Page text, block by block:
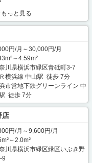
もっと見る
円/月～30,000円/月
～4.59m²
川県横浜市緑区青砥町3-7
Ｒ横浜線 中山駅 徒歩 7分
市営地下鉄グリーンライン 中
徒歩 7分
店
円/月～9,600円/月
～2.0m²
川県横浜市緑区緑区いぶき野
9